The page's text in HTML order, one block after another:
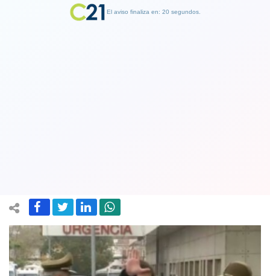
El aviso finaliza en: 19 segundos.